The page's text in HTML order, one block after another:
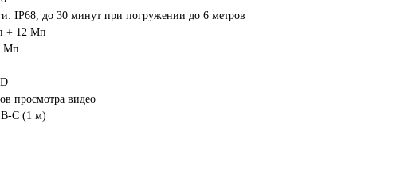
IP68, до 30 минут при погружении до 6 метров
+ 12 Мп
Мп
просмотра видео
С (1 м)